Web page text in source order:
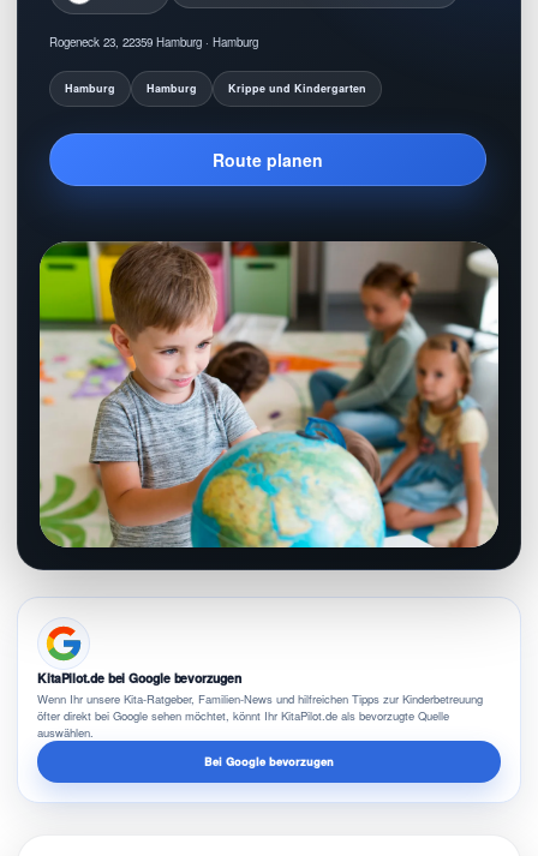
Rogeneck 23, 22359 Hamburg · Hamburg
Hamburg Hamburg Krippe und Kindergarten
Route planen
KitaPilot.de bei Google bevorzugen
Wenn Ihr unsere Kita-Ratgeber, Familien-News und hilfreichen Tipps zur Kinderbetreuung
öfter direkt bei Google sehen möchtet, könnt Ihr KitaPilot.de als bevorzugte Quelle
auswählen.
Bei Google bevorzugen